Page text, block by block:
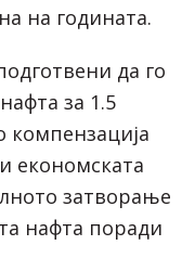
на годината.
да го
за 1.5
компензација
економската
затворање
нафта поради